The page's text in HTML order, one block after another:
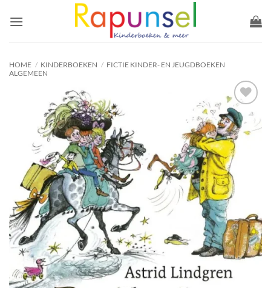
naar
HOME / KINDERBOEKEN / FICTIE KINDER- EN JEUGDBOEKEN
ALGEMEEN